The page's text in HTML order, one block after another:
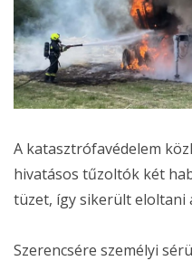
A katasztrófavédelem
hivatásos tűzoltók két
tüzet, így sikerült eloltani
Szerencsére személyi